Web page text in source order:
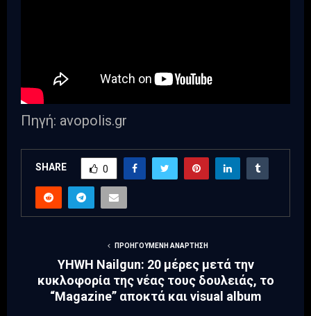
Πηγή: avopolis.gr
SHARE 0
ΠΡΟΗΓΟΎΜΕΝΗ ΑΝΆΡΤΗΣΗ
YHWH Nailgun: 20 μέρες μετά την
κυκλοφορία της νέας τους δουλειάς, το
“Magazine” αποκτά και visual album